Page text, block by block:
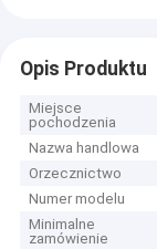
Opis Produktu
Miejsce
pochodzenia
Nazwa handlowa
Orzecznictwo
Numer modelu
Minimalne
zamówienie